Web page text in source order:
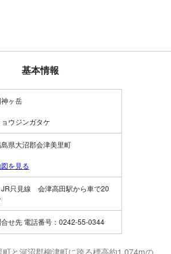
基本情報
ヶ岳
ョウジンガタケ
県大沼郡会津美里町
を見る
JR只見線 会津高田駅から車で20
せ先 電話番号：0242-55-0344
と河沼郡柳津町に跨る標高約1,074mの